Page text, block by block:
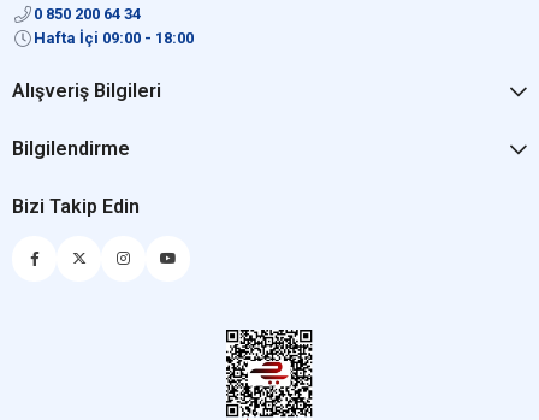
0 850 200 64 34
Hafta İçi 09:00 - 18:00
Alışveriş Bilgileri
Bilgilendirme
Bizi Takip Edin